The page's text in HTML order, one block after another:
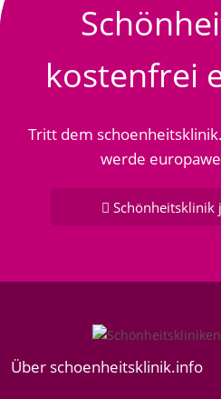
kostenfrei
Tritt dem
werde
Schönheitsklinik
Über schoenheitsklinik.info